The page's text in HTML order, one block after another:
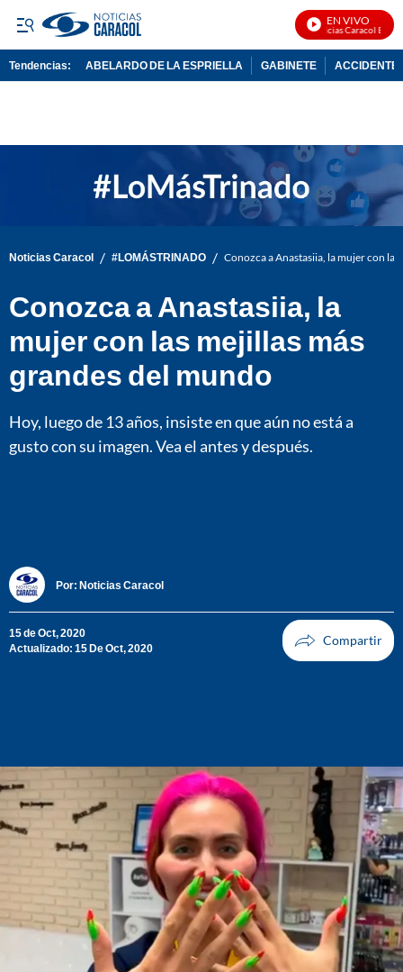
EN VIVO
Noticias Caracol En Vivo
Tendencias: ABELARDO DE LA ESPRIELLA GABINETE ACCIDENTE
Noticias Caracol / #LOMÁSTRINADO / Conozca a Anastasiia, la mujer con
Conozca a Anastasiia, la
mujer con las mejillas más
grandes del mundo
Hoy, luego de 13 años, insiste en que aún no está a
gusto con su imagen. Vea el antes y después.
Por: Noticias Caracol
15 de Oct, 2020
Actualizado: 15 De Oct, 2020